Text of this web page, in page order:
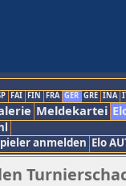
FAI FIN FRA GER GRE INA
Meldekartei
anmelden Elo